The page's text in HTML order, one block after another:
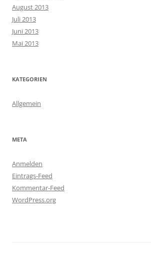
August 2013
Juli 2013
Juni 2013
Mai 2013
KATEGORIEN
Allgemein
META
Anmelden
Eintrags-Feed
Kommentar-Feed
WordPress.org